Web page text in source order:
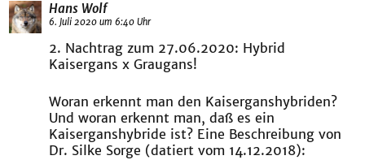
Hans Wolf
6. Juli 2020 um 6:40 Uhr
2. Nachtrag zum 27.06.2020: Hybrid
Kaisergans x Graugans!
Woran erkennt man den Kaiserganshybriden?
Und woran erkennt man, daß es ein
Kaiserganshybride ist? Eine Beschreibung von
Dr. Silke Sorge (datiert vom 14.12.2018):